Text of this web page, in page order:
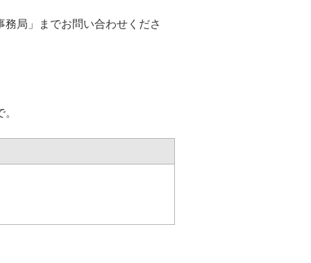
局」までお問い合わせくださ